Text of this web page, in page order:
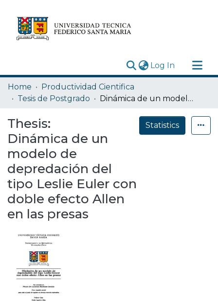
Log In (current)
Research Outputs
Statistics
Depósito
Home
Productividad Cientifica
Tesis de Postgrado
Dinámica de un modelo de depredación del tipo Leslie Euler con doble efecto Allen en las presas
Thesis:
Dinámica de un
modelo de
depredación del
tipo Leslie Euler con
doble efecto Allen
en las presas
Statistics